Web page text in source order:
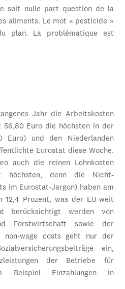
soit nulle part question de la
aliments. Le mot « pesticide »
plan. La problématique est
Jahr die Arbeitskosten
Euro die höchsten in der
Euro) und den Niederlanden
Eurostat diese Woche.
auch die reinen Lohnkosten
höchsten, denn die Nicht-
im Eurostat-Jargon) haben am
12,4 Prozent, was der EU-weit
berücksichtigt werden von
Forstwirtschaft sowie der
non-wage costs geht nur der
ein,
der Betriebe für
Beispiel Einzahlungen in